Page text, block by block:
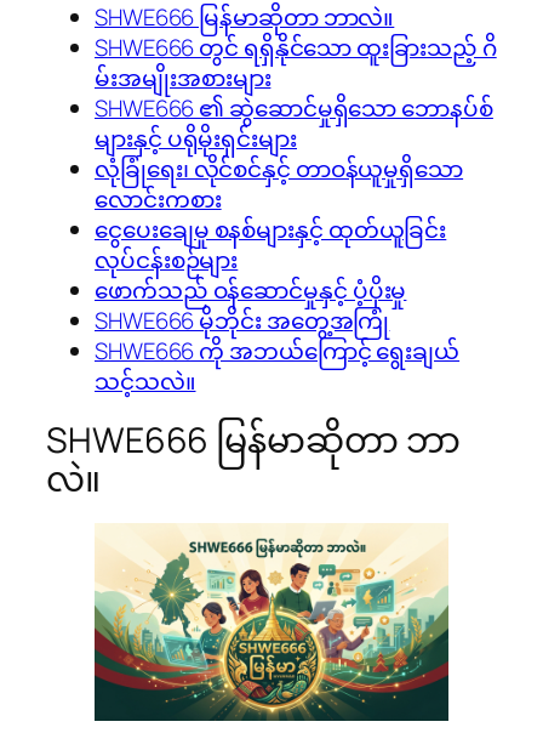
SHWE666 မြန်မာဆိုတာ ဘာလဲ။
SHWE666 တွင် ရရှိနိုင်သော ထူးခြားသည့် ဂိ
မ်းအမျိုးအစားများ
SHWE666 ၏ ဆွဲဆောင်မှုရှိသော ဘောနပ်စ်
များနှင့် ပရိုမိုးရှင်းများ
လုံခြုံရေး၊ လိုင်စင်နှင့် တာဝန်ယူမှုရှိသော
လောင်းကစား
ငွေပေးချေမှု စနစ်များနှင့် ထုတ်ယူခြင်း
လုပ်ငန်းစဉ်များ
ဖောက်သည် ဝန်ဆောင်မှုနှင့် ပံ့ပိုးမှု
SHWE666 မိုဘိုင်း အတွေ့အကြုံ
SHWE666 ကို အဘယ်ကြောင့် ရွေးချယ်
သင့်သလဲ။
SHWE666 မြန်မာဆိုတာ ဘာ
လဲ။